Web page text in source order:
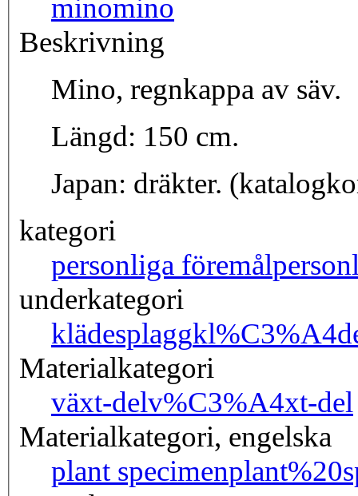
minomino
Beskrivning
Mino, regnkappa av säv.
Längd: 150 cm.
Japan: dräkter.
kategori
personliga föremål
underkategori
klädesplagg
Materialkategori
växt-delv%C3%A4xt-del
Materialkategori, engelska
plant specimen